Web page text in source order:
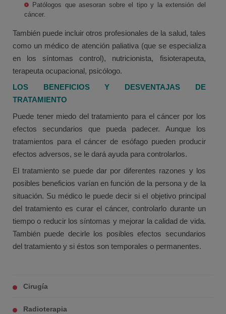
Patólogos que asesoran sobre el tipo y la extensión del
cáncer.
También puede incluir otros profesionales de la salud, tales
como un médico de atención paliativa (que se especializa
en los síntomas control), nutricionista, fisioterapeuta,
terapeuta ocupacional, psicólogo.
LOS BENEFICIOS Y DESVENTAJAS DE
TRATAMIENTO
Puede tener miedo del tratamiento para el cáncer por los
efectos secundarios que pueda padecer. Aunque los
tratamientos para el cáncer de esófago pueden producir
efectos adversos, se le dará ayuda para controlarlos.
El tratamiento se puede dar por diferentes razones y los
posibles beneficios varían en función de la persona y de la
situación. Su médico le puede decir si el objetivo principal
del tratamiento es curar el cáncer, controlarlo durante un
tiempo o reducir los síntomas y mejorar la calidad de vida.
También puede decirle los posibles efectos secundarios
del tratamiento y si éstos son temporales o permanentes.
Cirugía
Radioterapia